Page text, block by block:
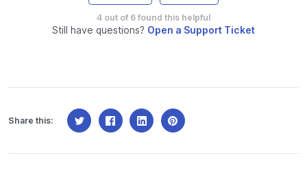
4 out of 6 found this helpful
Still have questions? Open a Support Ticket
Share this: